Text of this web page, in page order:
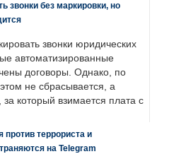
звонки без маркировки, но
звонки юридических
автоматизированные
договоры. Однако, по
не сбрасывается, а
за который взимается плата с
против террориста и
на Telegram